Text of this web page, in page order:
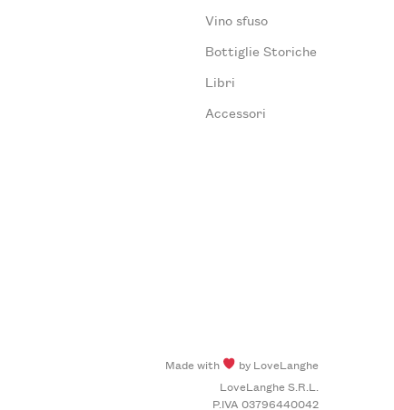
Vino sfuso
Bottiglie Storiche
Libri
Accessori
Made with
by LoveLanghe
LoveLanghe S.R.L.
P.IVA 03796440042